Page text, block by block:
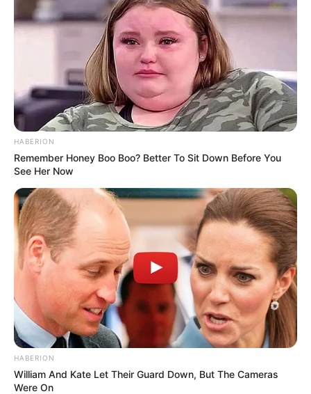
Tipe ideal Kuhn: seseorang yang lebih di sisi matang, yang
tidak akan mudah cemburu, seseorang dengan kepribadian yang
kuat tetapi yang akan membiarkan dia memimpin dalam
hubungan.
3. Kogyeol
HABERION
Remember Honey Boo Boo? Better To Sit Down Before You
See Her Now
HABERION
William And Kate Let Their Guard Down, But The Cameras
Were On